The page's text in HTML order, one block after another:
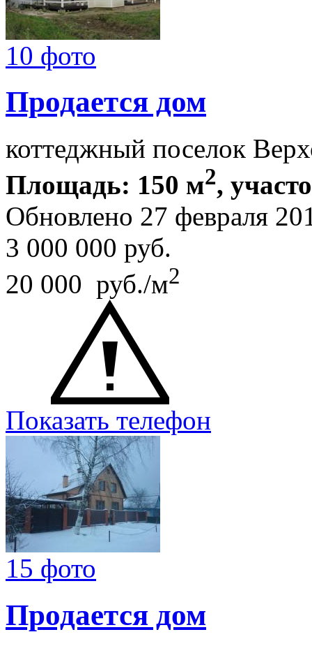
10 фото
Продается дом
коттеджный поселок
Площадь: 150 м2,
Обновлено 27 февраля
3 000 000 руб.
20 000 руб./м2
Показать телефон
15 фото
Продается дом